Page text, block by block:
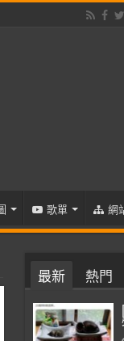
歌單 網
最新 熱門